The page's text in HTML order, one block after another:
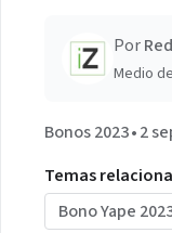
Por
Medio
Bonos 2023•2
Temas
Bono Yape